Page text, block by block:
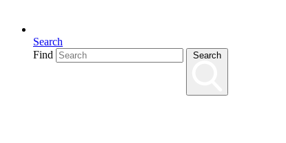
Search
Find
Search